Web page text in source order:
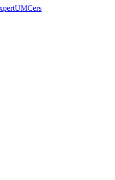
UMCers